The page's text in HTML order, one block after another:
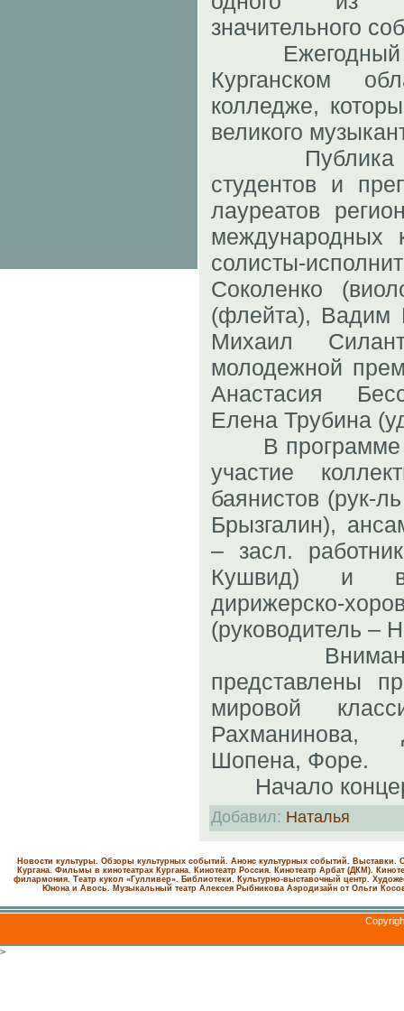
значительного
Ежегодный
Курганском
колледже,
великого
Публика
студентов и
лауреатов
международных
солисты-
Соколенко
(флейта), Вадим
Михаил
молодежной
Анастасия
Елена Трубина
В программе
участие
баянистов (рук-
Брызгалин),
– засл.
Кушвид) и
(руководитель
Вниманию
представлены
мировой
Рахманинова,
Шопена, Форе.
Начало
Добавил: Наталья
Новости культуры. Обзоры культурных событий. Анонс культурных событий. Выставки.
Кургана. Фильмы в кинотеатрах Кургана.
Кинотеатр Россия. Кинотеатр Арбат (ДКМ).
филармония. Театр кукол «Гулливер». Библиотеки. Культурно-выставочный центр.
Юнона и Авось. Музыкальный театр Алексея Рыбникова Аэродизайн от Ольги
>